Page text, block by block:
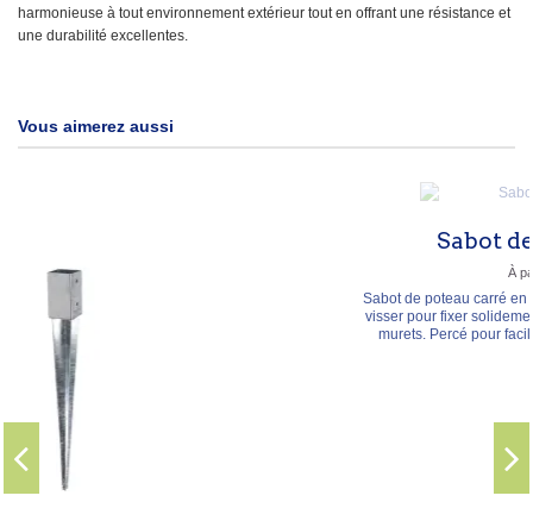
harmonieuse à tout environnement extérieur tout en offrant une résistance et
une durabilité excellentes.
Vous aimerez aussi
Sabot de poteau carré
Sabot de poteau carré en acier galvanisé (2 mm) à poser et à
visser pour fixer solidement claustras, pergolas, terrasses ou
murets. Percé pour faciliter la fixation au sol. Dimensions